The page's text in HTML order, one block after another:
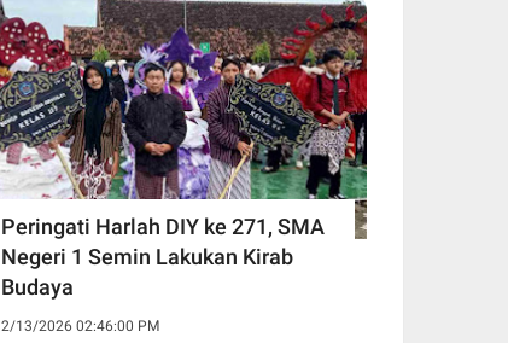
Peringati Harlah DIY ke 271, SMA
Negeri 1 Semin Lakukan Kirab
Budaya ‎
2/13/2026 02:46:00 PM